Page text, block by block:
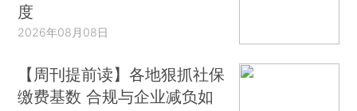
度
2026年08月08日
【周刊提前读】各地狠抓社保
缴费基数 合规与企业减负如